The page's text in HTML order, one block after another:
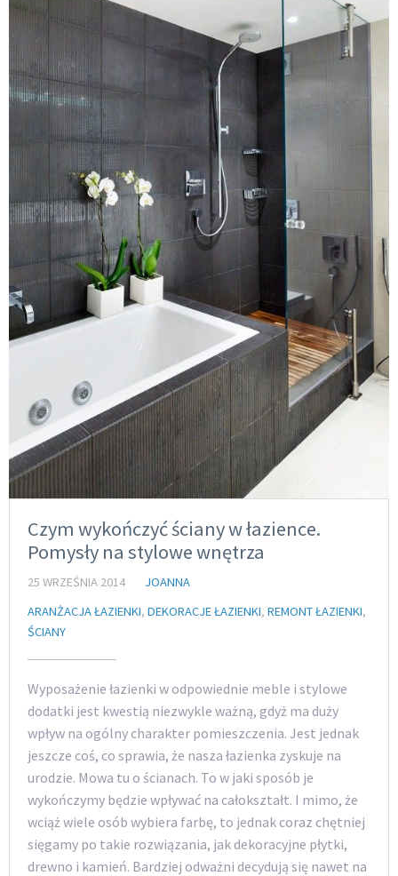
Czym wykończyć ściany w łazience.
Pomysły na stylowe wnętrza
25 WRZEŚNIA 2014
JOANNA
ARANŻACJA ŁAZIENKI, DEKORACJE ŁAZIENKI, REMONT ŁAZIENKI,
ŚCIANY
Wyposażenie łazienki w odpowiednie meble i stylowe
dodatki jest kwestią niezwykle ważną, gdyż ma duży
wpływ na ogólny charakter pomieszczenia. Jest jednak
jeszcze coś, co sprawia, że nasza łazienka zyskuje na
urodzie. Mowa tu o ścianach. To w jaki sposób je
wykończymy będzie wpływać na całokształt. I mimo, że
wciąż wiele osób wybiera farbę, to jednak coraz chętniej
sięgamy po takie rozwiązania, jak dekoracyjne płytki,
drewno i kamień. Bardziej odważni decydują się nawet na